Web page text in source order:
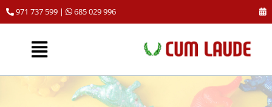
Saltar
al
971 737 599| 685 029 996
Toggle
Navigation
CLASES DE REPASO
PRUEBAS DE ACCESO (PAU, ESO, FP)